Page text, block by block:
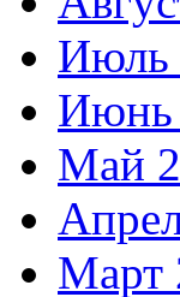
Июль
Июнь
Май
Март